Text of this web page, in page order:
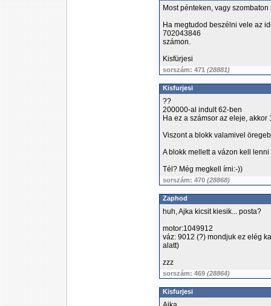
Most pénteken, vagy
Ha megtudod beszélni vele az
702043846
számon.
Kisfürjesi
sorszám: 471 (28881)
Kisfurjesi
??
200000-al indult 62-ben
Ha ez a számsor az eleje, akkor
Viszont a blokk valamivel
A blokk mellett a vázon kell
Tél? Még megkell írni:-))
sorszám: 470 (28868)
Zaphod
huh, Ajka kicsit kiesik... posta?
motor:1049912
váz: 9012 (?) mondjuk ez elég
alatt)
zzz
sorszám: 469 (28864)
Kisfurjesi